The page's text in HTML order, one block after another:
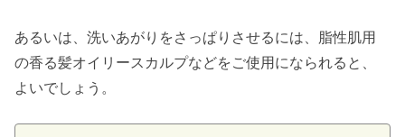
あるいは、洗いあがりをさっぱりさせるには、脂性肌用
の香る髪オイリースカルプなどをご使用になられると、
よいでしょう。